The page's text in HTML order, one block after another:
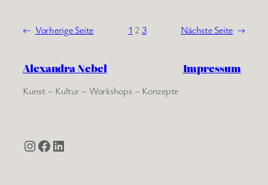
← Vorherige Seite 1 2 3 Nächste Seite →
Alexandra Nebel
Kunst – Kultur – Workshops – Konzepte
Impressum
Instagram
Facebook
LinkedIn